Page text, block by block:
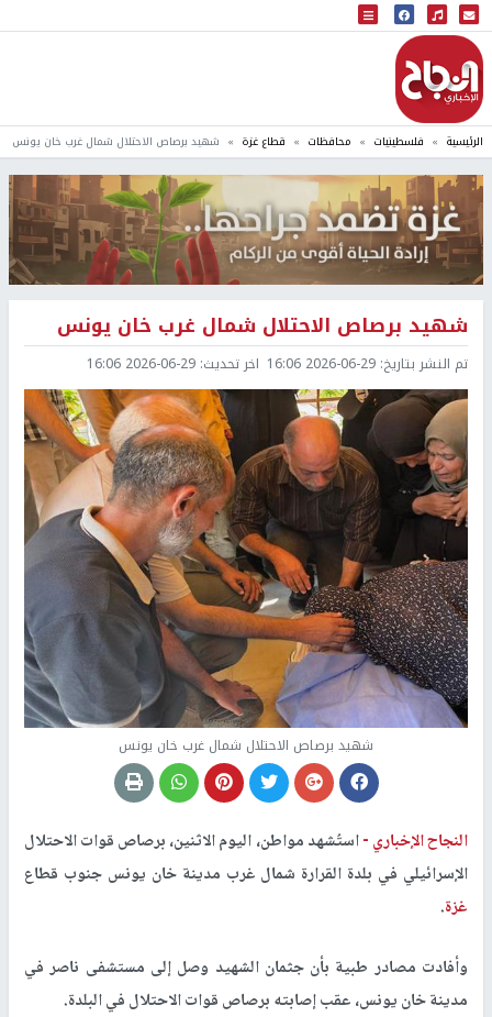
البث المباشر
إذاعة النجاح
الرئيسية فلسطينيات محافظات قطاع غزة شهيد برصاص الاحتلال شمال غرب خان يونس
شهيد برصاص الاحتلال شمال غرب خان يونس
تم النشر بتاريخ: 2026-06-29 16:06 اخر تحديث: 2026-06-29 16:06
شهيد برصاص الاحتلال شمال غرب خان يونس
النجاح الإخباري -استُشهد مواطن، اليوم الاثنين، برصاص قوات الاحتلال
الإسرائيلي في بلدة القرارة شمال غرب مدينة خان يونس جنوب قطاع
غزة.
وأفادت مصادر طبية بأن جثمان الشهيد وصل إلى مستشفى ناصر في
مدينة خان يونس، عقب إصابته برصاص قوات الاحتلال في البلدة.